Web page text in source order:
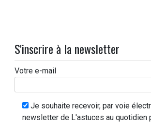
S'inscrire à la newsletter
Votre e-mail
Je souhaite recevoir, par voie
newsletter de L'astuces au quotidien